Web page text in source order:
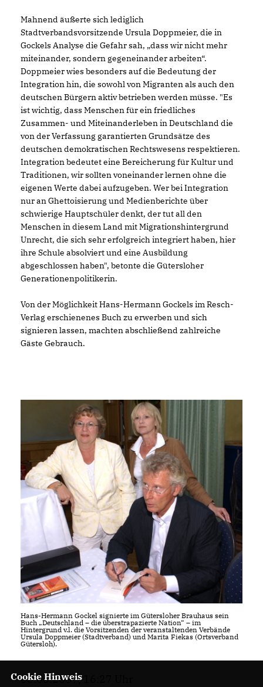
Mahnend äußerte sich lediglich
Stadtverbandsvorsitzende Ursula Doppmeier, die in
Gockels Analyse die Gefahr sah, „dass wir nicht mehr
miteinander, sondern gegeneinander arbeiten“.
Doppmeier wies besonders auf die Bedeutung der
Integration hin, die sowohl von Migranten als auch den
deutschen Bürgern aktiv betrieben werden müsse. "Es
ist wichtig, dass Menschen für ein friedliches
Zusammen- und Miteinanderleben in Deutschland die
von der Verfassung garantierten Grundsätze des
deutschen demokratischen Rechtswesens respektieren.
Integration bedeutet eine Bereicherung für Kultur und
Traditionen, wir sollten voneinander lernen ohne die
eigenen Werte dabei aufzugeben. Wer bei Integration
nur an Ghettoisierung und Medienberichte über
schwierige Hauptschüler denkt, der tut all den
Menschen in diesem Land mit Migrationshintergrund
Unrecht, die sich sehr erfolgreich integriert haben, hier
ihre Schule absolviert und eine Ausbildung
abgeschlossen haben", betonte die Gütersloher
Generationenpolitikerin.
Von der Möglichkeit Hans-Hermann Gockels im Resch-
Verlag erschienenes Buch zu erwerben und sich
signieren lassen, machten abschließend zahlreiche
Gäste Gebrauch.
Hans-Hermann Gockel signierte im Gütersloher Brauhaus sein
Buch „Deutschland – die überstrapazierte Nation“ – im
Hintergrund v.l. die Vorsitzenden der veranstaltenden Verbände
Ursula Doppmeier (Stadtverband) und Marita Fiekas (Ortsverband
Gütersloh).
06.06.2007, 16:27 Uhr
Cookie Hinweis